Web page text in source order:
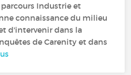
Industrie et
connaissance du milieu
d'intervenir dans la
de Carenity et dans